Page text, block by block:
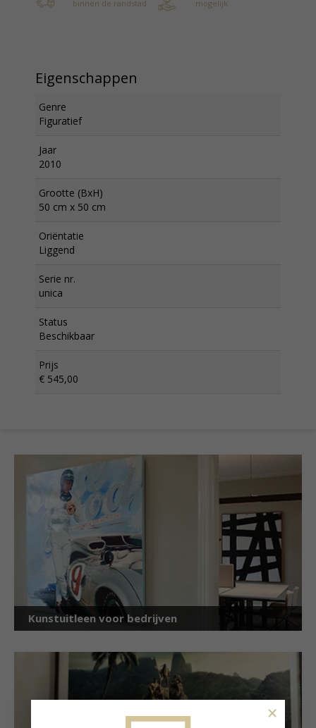
binnen de randstad
mogelijk
Eigenschappen
Genre
Figuratief
Jaar
2010
Grootte (BxH)
50 cm x 50 cm
Oriëntatie
Liggend
Serie nr.
unica
Status
Beschikbaar
Prijs
€ 545,00
Kunstuitleen voor bedrijven
×